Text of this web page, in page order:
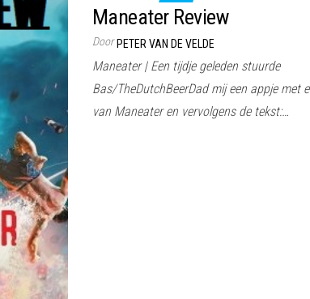
Maneater Review
Door PETER VAN DE VELDE
Maneater | Een tijdje geleden stuurde
Bas/TheDutchBeerDad mij een appje met
van Maneater en vervolgens de tekst:…